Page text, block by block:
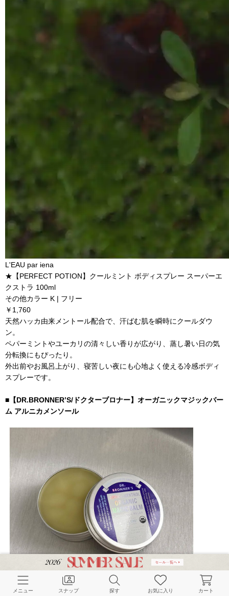
L'EAU par iena
★【PERFECT POTION】クールミント ボディスプレー スーパーエ
クストラ 100ml
その他カラー K | フリー
￥1,760
天然ハッカ由来メントール配合で、汗ばむ肌を瞬時にクールダウ
ン。
ペパーミントやユーカリの清々しい香りが広がり、蒸し暑い日の気
分転換にもぴったり。
外出前やお風呂上がり、寝苦しい夜にも心地よく使える冷感ボディ
スプレーです。
■【DR.BRONNER’S/ドクターブロナー】オーガニックマジックバー
ム アルニカメンソール
メニュー スナップ 探す お気に入り カート